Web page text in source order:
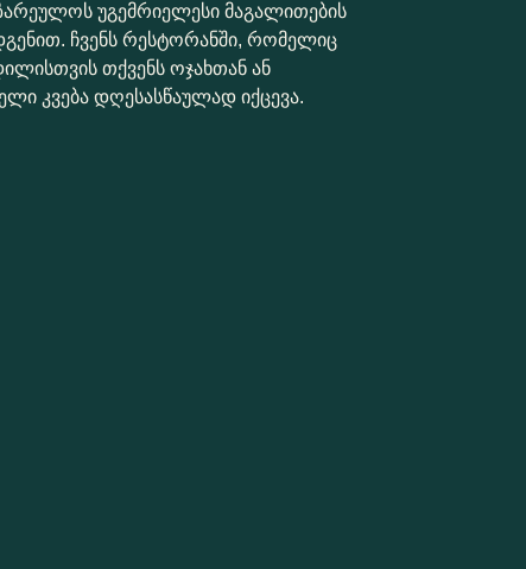
უგემრიელესი მაგალითების
ჩვენს რესტორანში, რომელიც
თქვენს ოჯახთან ან
კვება დღესასწაულად იქცევა.